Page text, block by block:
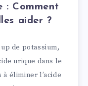
: Comment
aider ?
de potassium,
urique dans le
éliminer l’acide